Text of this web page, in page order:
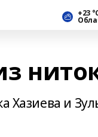
+23
Хазиева и